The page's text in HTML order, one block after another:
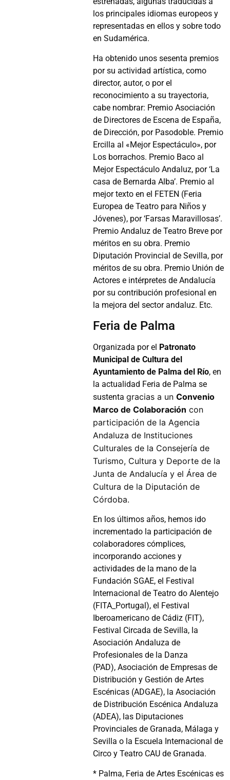
los principales idiomas europeos y
representadas en ellos y sobre todo
en Sudamérica.
Ha obtenido unos sesenta premios
por su actividad artística, como
director, autor, o por el
reconocimiento a su trayectoria,
cabe nombrar: Premio Asociación
de Directores de Escena de España,
de Dirección, por Pasodoble. Premio
Ercilla al «Mejor Espectáculo», por
Los borrachos. Premio Baco al
Mejor Espectáculo Andaluz, por ‘La
casa de Bernarda Alba’. Premio al
mejor texto en el FETEN (Feria
Europea de Teatro para Niños y
Jóvenes), por ‘Farsas Maravillosas’.
Premio Andaluz de Teatro Breve por
méritos en su obra. Premio
Diputación Provincial de Sevilla, por
méritos de su obra. Premio Unión de
Actores e intérpretes de Andalucía
por su contribución profesional en
la mejora del sector andaluz. Etc.
Feria de Palma
Organizada por el Patronato
Municipal de Cultura del
Ayuntamiento de Palma del Río, en
la actualidad Feria de Palma se
sustentagracias a unConvenio
Marco de Colaboración con
participación de la Agencia
Andaluza de Instituciones
Culturales de la Consejería de
Turismo, Cultura y Deporte de la
Junta de Andalucía y el Área de
Cultura de la Diputación de
Córdoba.
En los últimos años, hemos ido
incrementado la participación de
colaboradores cómplices,
incorporando acciones y
actividades de la mano de la
Fundación SGAE,el Festival
Internacional de Teatro do Alentejo
(FITA_Portugal), el Festival
Iberoamericano de Cádiz (FIT),
Festival Circada de Sevilla, la
Asociación Andaluza de
Profesionales de la Danza
(PAD), Asociación de Empresas de
Distribución y Gestión de Artes
Escénicas (ADGAE), la Asociación
de Distribución Escénica Andaluza
(ADEA), las Diputaciones
Provinciales de Granada, Málaga y
Sevilla o la Escuela Internacional de
Circo y Teatro CAU de Granada.
* Palma, Feria de Artes Escénicas es